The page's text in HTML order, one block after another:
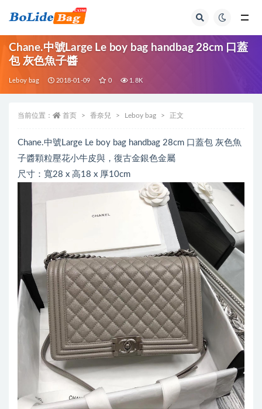
Chane.中號Large Le boy bag handbag 28cm 口蓋
包 灰色魚子醬
Leboy bag 2018-01-09 0 1.8K
当前位置： 首页 香奈兒 Leboy bag 正文
Chane.中號Large Le boy bag handbag 28cm 口蓋包 灰色魚
子醬顆粒壓花小牛皮與，復古金銀色金屬
尺寸：寬28 x 高18 x 厚10cm